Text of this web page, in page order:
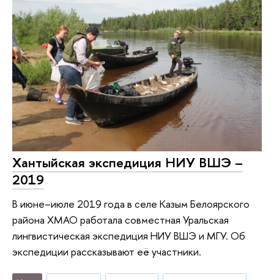
Хантыйская экспедиция НИУ ВШЭ –
2019
В июне–июле 2019 года в селе Казым Белоярского
района ХМАО работала совместная Уральская
лингвистическая экспедиция НИУ ВШЭ и МГУ. Об
экспедиции рассказывают её участники.